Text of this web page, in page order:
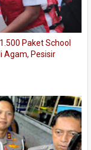
Paket School
Agam, Pesisir